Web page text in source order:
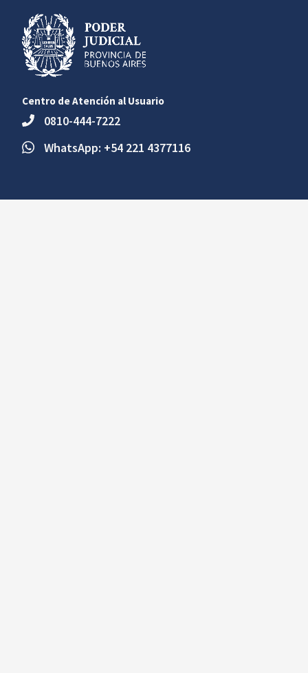
Centro de Atención al Usuario
0810-444-7222
WhatsApp: +54 221 4377116